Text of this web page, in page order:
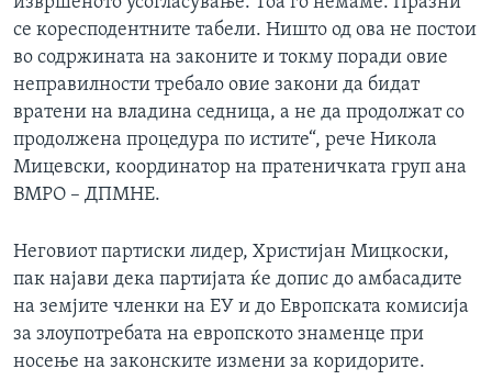
се коресподентните табели. Ништо од ова не постои
во содржината на законите и токму поради овие
неправилности требало овие закони да бидат
вратени на владина седница, а не да продолжат со
продолжена процедура по истите“, рече Никола
Мицевски, координатор на пратеничката груп ана
ВМРО – ДПМНЕ.
Неговиот партиски лидер, Христијан Мицкоски,
пак најави дека партијата ќе допис до амбасадите
на земјите членки на ЕУ и до Европската комисија
за злоупотребата на европското знаменце при
носење на законските измени за коридорите.